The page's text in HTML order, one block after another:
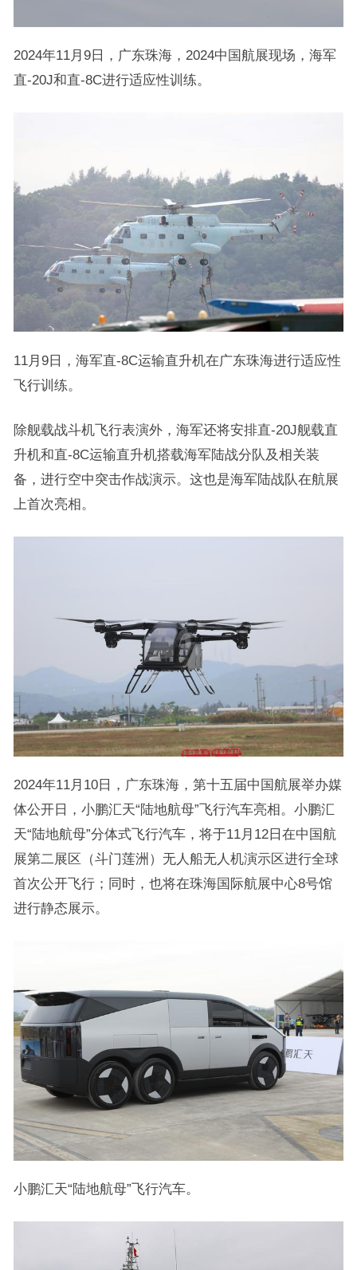
2024年11月9日，广东珠海，2024中国航展现场，海军
直-20J和直-8C进行适应性训练。
11月9日，海军直-8C运输直升机在广东珠海进行适应性
飞行训练。
除舰载战斗机飞行表演外，海军还将安排直-20J舰载直
升机和直-8C运输直升机搭载海军陆战分队及相关装
备，进行空中突击作战演示。这也是海军陆战队在航展
上首次亮相。
2024年11月10日，广东珠海，第十五届中国航展举办媒
体公开日，小鹏汇天“陆地航母”飞行汽车亮相。小鹏汇
天“陆地航母”分体式飞行汽车，将于11月12日在中国航
展第二展区（斗门莲洲）无人船无人机演示区进行全球
首次公开飞行；同时，也将在珠海国际航展中心8号馆
进行静态展示。
小鹏汇天“陆地航母”飞行汽车。